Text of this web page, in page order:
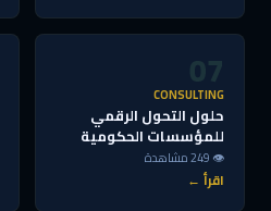
07
CONSULTING
حلول التحول الرقمي
للمؤسسات الحكومية
👁 249 مشاهدة
اقرأ ←